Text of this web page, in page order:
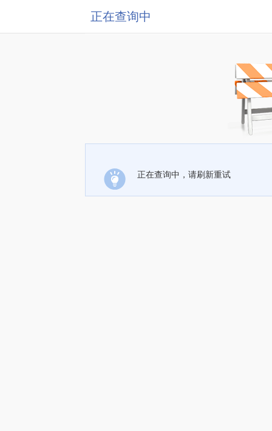
正在查询中
正在查询中，请刷新重试